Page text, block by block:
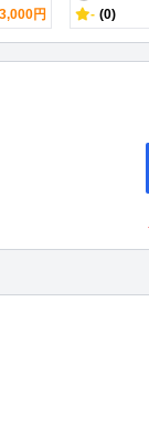
3,000円 - (0)